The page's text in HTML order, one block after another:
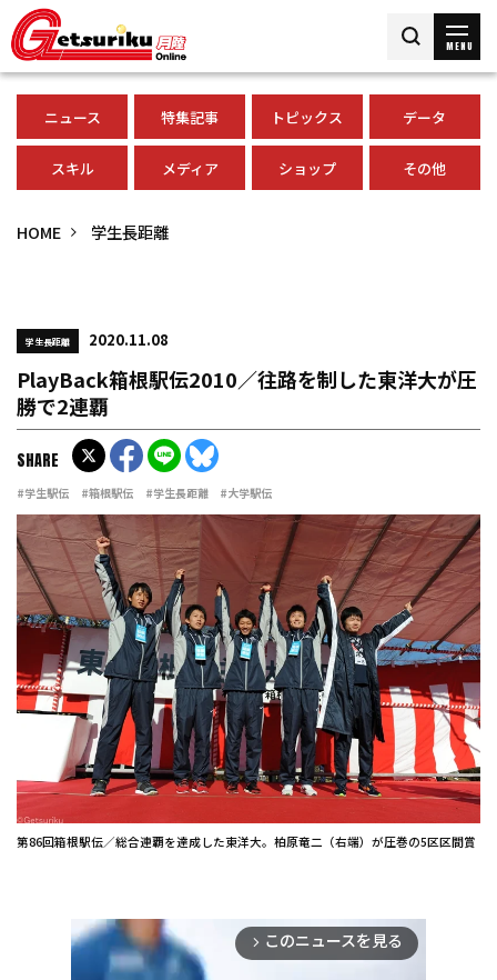
MENU
ニュース 特集記事 トピックス データ
スキル メディア ショップ その他
HOME 学生長距離
学生長距離 2020.11.08
PlayBack箱根駅伝2010／往路を制した東洋大が圧
勝で2連覇
#学生駅伝 #箱根駅伝 #学生長距離 #大学駅伝
SHARE
第86回箱根駅伝／総合連覇を達成した東洋大。柏原竜二（右端）が圧巻の5区区間賞
arrow_forward_ios このニュースを見る